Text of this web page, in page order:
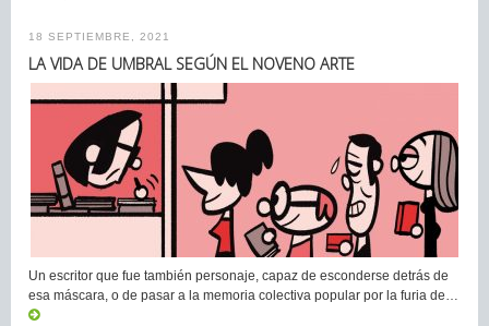
18 SEPTIEMBRE, 2021
LA VIDA DE UMBRAL SEGÚN EL NOVENO ARTE
Un escritor que fue también personaje, capaz de esconderse detrás de
esa máscara, o de pasar a la memoria colectiva popular por la furia de…